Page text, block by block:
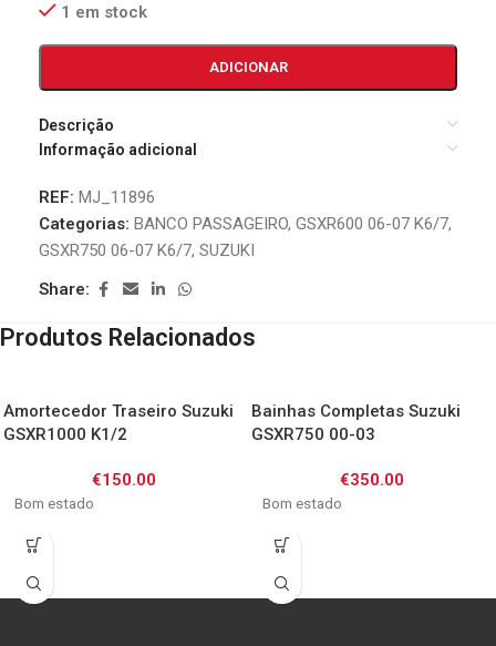
1 em stock
ADICIONAR
Descrição
Informação adicional
REF: MJ_11896
Categorias: BANCO PASSAGEIRO, GSXR600 06-07 K6/7,
GSXR750 06-07 K6/7, SUZUKI
Share:
Produtos Relacionados
Amortecedor Traseiro Suzuki
GSXR1000 K1/2
€150.00
Bom estado
Bainhas Completas Suzuki
GSXR750 00-03
€350.00
Bom estado